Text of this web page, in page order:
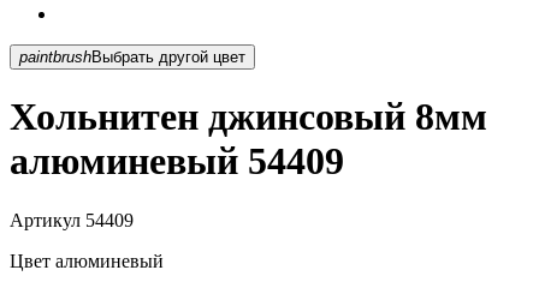
paintbrush Выбрать другой цвет
Хольнитен джинсовый 8мм
алюминевый 54409
Артикул 54409
Цвет алюминевый